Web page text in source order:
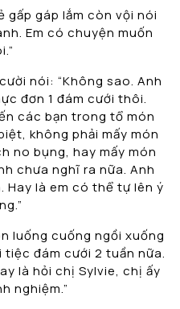
gấp gáp lắm còn vội nói
Em có chuyện muốn
nói: “Không sao. Anh
đơn 1 đám cưới thôi.
các bạn trong tổ món
không phải mấy món
no bụng, hay mấy món
chưa nghĩ ra nữa. Anh
Hay là em có thể tự lên ý
luống cuống ngồi xuống
tiệc đám cưới 2 tuần nữa.
là hỏi chị Sylvie, chị ấy
nghiệm.”